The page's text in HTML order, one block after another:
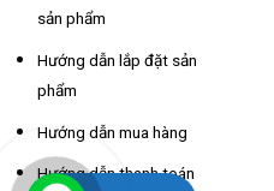
sản phẩm
Hướng dẫn lắp đặt sản
phẩm
Hướng dẫn mua hàng
Hướng dẫn thanh toán